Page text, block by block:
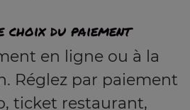
choix du paiement
en ligne ou à la
Réglez par paiement
ticket restaurant,